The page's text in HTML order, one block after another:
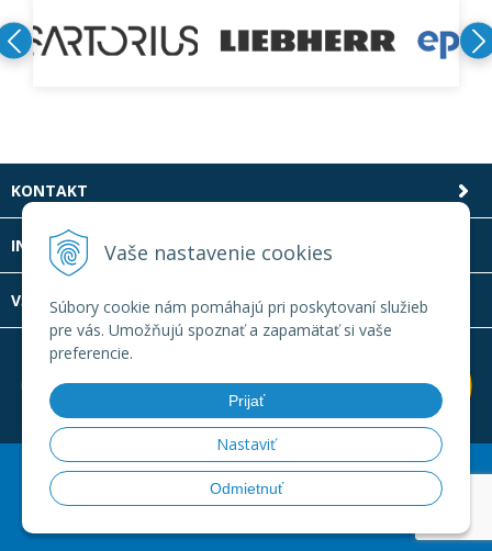
Vaše nastavenie cookies
Súbory cookie nám pomáhajú pri poskytovaní služieb
pre vás. Umožňujú spoznať a zapamätať si vaše
preferencie.
Prijať
Nastaviť
Odmietnuť
KONTAKT
INFOLINKA
VŠETKO O NÁKUPE
© 2026 Laboratornatechnika.sk •Created
e-shop Pohoda
connectorbyNextCom s.r.o.